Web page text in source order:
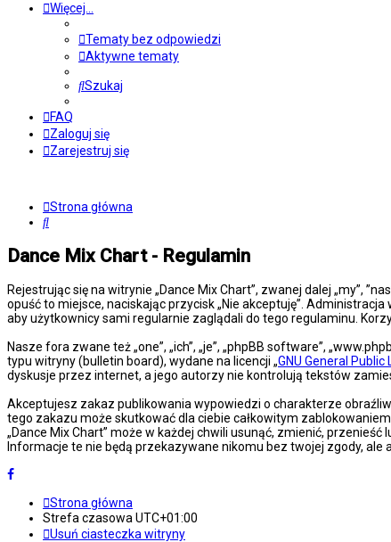
Więcej…
Tematy bez odpowiedzi
Aktywne tematy
Szukaj
FAQ
Zaloguj się
Zarejestruj się
Strona główna
Szukaj
Dance Mix Chart - Regulamin
Rejestrując się na witrynie „Dance Mix Chart”, zwanej dalej „my”,
opuść to miejsce, naciskając przycisk „Nie akceptuję”.
aby użytkownicy sami regularnie zaglądali do tego regulaminu.
Nasze fora zwane też „one”, „ich”, „je”, „phpBB software”,
typu witryny (bulletin board), wydane na licencji „GNU General Public
dyskusje przez internet, a jego autorzy nie kontrolują tekstów
Akceptujesz zakaz publikowania wypowiedzi o charakterze
tego zakazu może skutkować dla ciebie całkowitym
„Dance Mix Chart” może w każdej chwili usunąć, zmienić,
Informacje te nie będą przekazywane nikomu bez twojej zgody, ale
Strona główna
Strefa czasowa UTC+01:00
Usuń ciasteczka witryny